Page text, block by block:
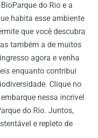
do Rio e a
habita esse ambiente
que você descubra
também a de muitos
agora e venha
enquanto contribui
Clique no
nessa incrível
do Rio. Juntos,
e repleto de